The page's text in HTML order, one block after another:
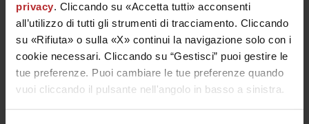
privacy. Cliccando su «Accetta tutti» acconsenti
all’utilizzo di tutti gli strumenti di tracciamento. Cliccando
su «Rifiuta» o sulla «X» continui la navigazione solo con i
cookie necessari. Cliccando su “Gestisci” puoi gestire le
tue preferenze. Puoi cambiare le tue preferenze quando
vuoi cliccando il pulsante nell'angolo in basso a sinistra.
Protocollo Crescina Isole Follicolari
Looks like you're in United States!
You want to visit the Labo Suisse
International Website?
CONFIRM
IL TUO SCONTO DI BENVENUTO
Iscriviti alla newsletter e ricevi ilpromocode -15%da usare